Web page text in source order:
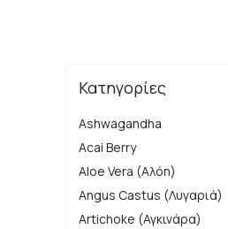
Κατηγορίες
Ashwagandha
Acai Berry
Aloe Vera (Αλόη)
Angus Castus (Λυγαριά)
Artichoke (Αγκινάρα)